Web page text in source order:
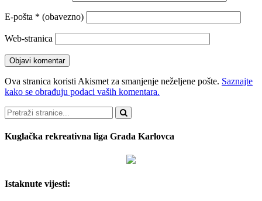
E-pošta * (obavezno)
Web-stranica
Ova stranica koristi Akismet za smanjenje neželjene pošte. Saznajte
kako se obrađuju podaci vaših komentara.
Pretraži
Kuglačka rekreativna liga Grada Karlovca
Istaknute vijesti: